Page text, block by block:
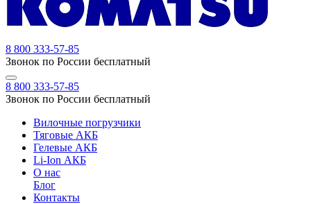
8 800 333-57-85
Звонок по России бесплатный
8 800 333-57-85
Звонок по России бесплатный
Вилочные погрузчики
Тяговые АКБ
Гелевые АКБ
Li-Ion АКБ
О нас
Блог
Контакты